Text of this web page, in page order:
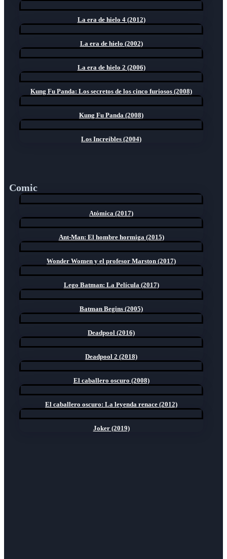
La era de hielo 4 (2012)
La era de hielo (2002)
La era de hielo 2 (2006)
Kung Fu Panda: Los secretos de los cinco furiosos (2008)
Kung Fu Panda (2008)
Los Increíbles (2004)
Comic
Atómica (2017)
Ant-Man: El hombre hormiga (2015)
Wonder Women y el profesor Marston (2017)
Lego Batman: La Película (2017)
Batman Begins (2005)
Deadpool (2016)
Deadpool 2 (2018)
El caballero oscuro (2008)
El caballero oscuro: La leyenda renace (2012)
Joker (2019)